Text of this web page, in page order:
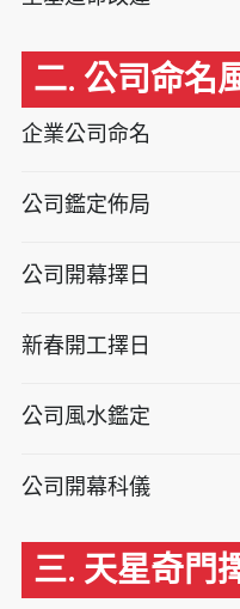
二. 公司命名
企業公司命名
公司鑑定佈局
公司開幕擇日
新春開工擇日
公司風水鑑定
公司開幕科儀
三. 天星奇門